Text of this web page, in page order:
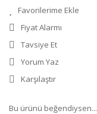
Fiyat Alarmı
Tavsiye Et
Yorum Yaz
Karşılaştır
Bu ürünü beğendiysen...